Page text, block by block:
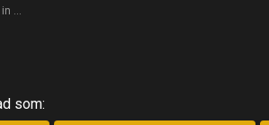
in …
som: